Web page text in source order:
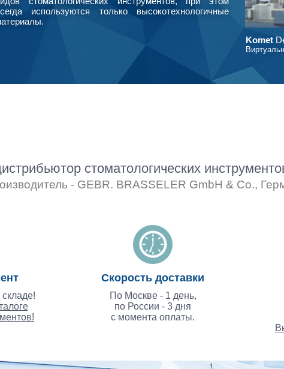
используются только высокотехнологичные
Komet
стоматологических
- GEBR. BRASSELER GmbH & Co.,
Скорость доставки
По Москве - 1 день,
по России - 3 дня
с момента оплаты.